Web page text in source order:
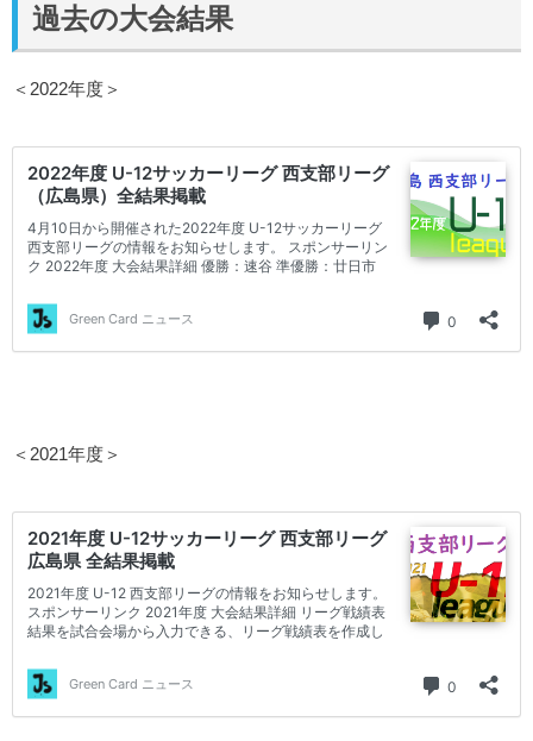
過去の大会結果
＜2022年度＞
＜2021年度＞